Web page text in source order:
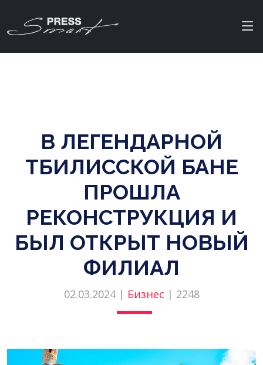
В ЛЕГЕНДАРНОЙ
ТБИЛИССКОЙ БАНЕ
ПРОШЛА
РЕКОНСТРУКЦИЯ И
БЫЛ ОТКРЫТ НОВЫЙ
ФИЛИАЛ
02.03.2024 | Бизнес | 2248